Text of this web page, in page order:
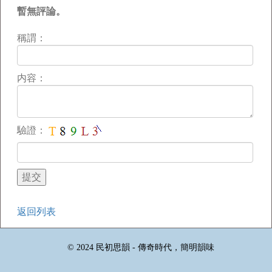
暫無評論。
稱謂：
内容：
驗證：
返回列表
© 2024 民初思韻 - 傳奇時代，簡明韻味